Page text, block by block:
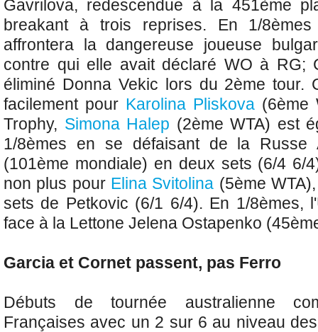
Gavrilova, redescendue à la 451ème
breakant à trois reprises. En 1/
affrontera la dangereuse joueuse
contre qui elle avait déclaré WO à RG;
éliminé Donna Vekic lors du 2ème tour.
facilement pour Karolina Pliskova (6ème
Trophy, Simona Halep (2ème WTA) est
1/8èmes en se défaisant de la Russe
(101ème mondiale) en deux sets (6/4 6/
non plus pour Elina Svitolina (5ème
sets de Petkovic (6/1 6/4). En 1/8èmes,
face à la Lettone Jelena Ostapenko
Garcia et Cornet passent, pas Ferro
Débuts de tournée australienne
Françaises avec un 2 sur 6 au niveau